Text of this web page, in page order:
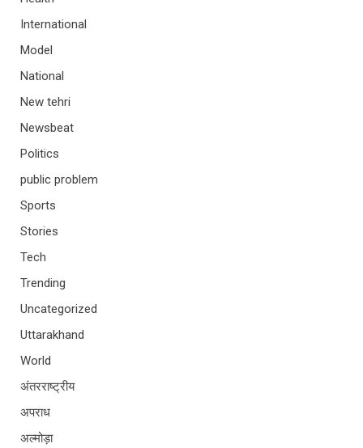
International
Model
National
New tehri
Newsbeat
Politics
public problem
Sports
Stories
Tech
Trending
Uncategorized
Uttarakhand
World
अंतरराष्ट्रीय
अपराध
अल्मोड़ा